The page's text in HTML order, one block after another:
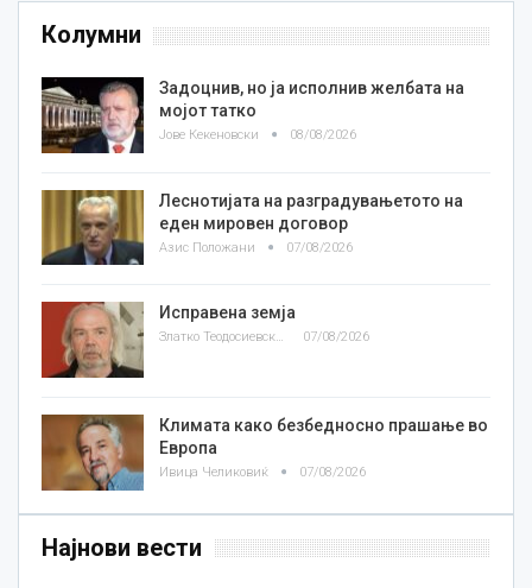
Колумни
Задоцнив, но ја исполнив желбата на
мојот татко
Јове Кекеновски 08/08/2026
Леснотијата на разградувањетото на
еден мировен договор
Азис Положани 07/08/2026
Исправена земја
Златко Теодосиевски 07/08/2026
Климата како безбедносно прашање во
Европа
Ивица Челиковиќ 07/08/2026
Најнови вести